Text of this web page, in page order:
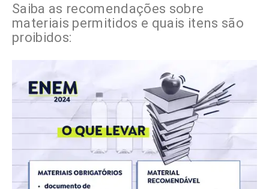
Saiba as recomendações sobre
materiais permitidos e quais itens são
proibidos: